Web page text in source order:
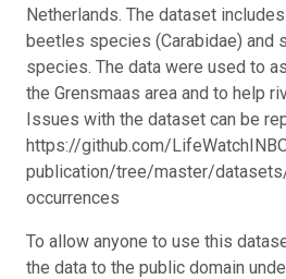
Netherlands. The dataset
beetles species (Carabidae) and
species. The data were used to
the Grensmaas area and to help
Issues with the dataset can be
https://github.com/
publication/tree/master/
occurrences
To allow anyone to use this
the data to the public domain